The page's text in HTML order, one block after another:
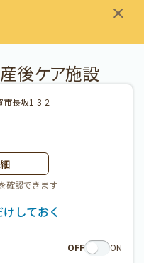
後ケア施設
市長坂1-3-2
確認できます
しておく
OFF ON